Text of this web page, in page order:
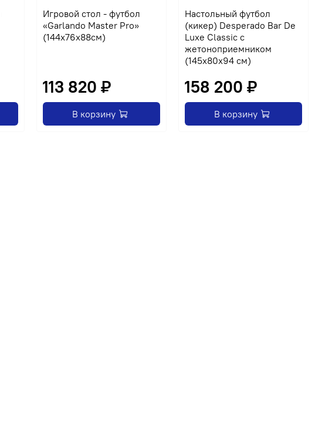
Игровой стол - футбол
«Garlando Master Pro»
(144x76x88см)
113 820 ₽
В корзину
Настольный футбол
(кикер) Desperado Bar De
Luxe Classic с
жетоноприемником
(145х80х94 см)
158 200 ₽
В корзину